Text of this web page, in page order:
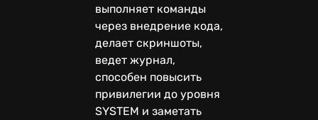
выполняет команды
через внедрение кода,
делает скриншоты,
ведет журнал,
способен повысить
привилегии до уровня
SYSTEM и заметать